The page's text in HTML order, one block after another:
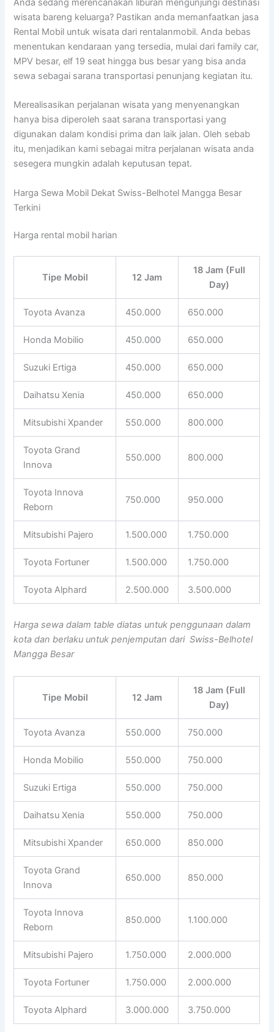
Anda sedang merencanakan liburan mengunjungi destinasi
wisata bareng keluarga? Pastikan anda memanfaatkan jasa
Rental Mobil untuk wisata dari rentalanmobil. Anda bebas
menentukan kendaraan yang tersedia, mulai dari family car,
MPV besar, elf 19 seat hingga bus besar yang bisa anda
sewa sebagai sarana transportasi penunjang kegiatan itu.
Merealisasikan perjalanan wisata yang menyenangkan
hanya bisa diperoleh saat sarana transportasi yang
digunakan dalam kondisi prima dan laik jalan. Oleh sebab
itu, menjadikan kami sebagai mitra perjalanan wisata anda
sesegera mungkin adalah keputusan tepat.
Harga Sewa Mobil Dekat Swiss-Belhotel Mangga Besar
Terkini
Harga rental mobil harian
Tipe Mobil 12 Jam
18 Jam (Full
Day)
Toyota Avanza 450.000 650.000
Honda Mobilio 450.000 650.000
Suzuki Ertiga 450.000 650.000
Daihatsu Xenia 450.000 650.000
Mitsubishi Xpander 550.000 800.000
Toyota Grand
Innova
550.000 800.000
Toyota Innova
Reborn
750.000 950.000
Mitsubishi Pajero 1.500.000 1.750.000
Toyota Fortuner 1.500.000 1.750.000
Toyota Alphard 2.500.000 3.500.000
Harga sewa dalam table diatas untuk penggunaan dalam
kota dan berlaku untuk penjemputan dari Swiss-Belhotel
Mangga Besar
Tipe Mobil 12 Jam
18 Jam (Full
Day)
Toyota Avanza 550.000 750.000
Honda Mobilio 550.000 750.000
Suzuki Ertiga 550.000 750.000
Daihatsu Xenia 550.000 750.000
Mitsubishi Xpander 650.000 850.000
Toyota Grand
Innova
650.000 850.000
Toyota Innova
Reborn
850.000 1.100.000
Mitsubishi Pajero 1.750.000 2.000.000
Toyota Fortuner 1.750.000 2.000.000
Toyota Alphard 3.000.000 3.750.000